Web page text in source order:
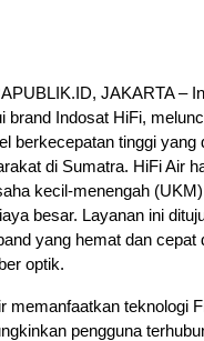
JAKARTA –
brand Indosat HiFi,
berkecepatan tinggi
di Sumatra. HiFi Air
kecil-menengah
besar. Layanan ini
yang hemat dan
optik.
memanfaatkan teknologi
pengguna